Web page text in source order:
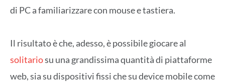
di PC a familiarizzare con mouse e tastiera.
Il risultato è che, adesso, è possibile giocare al
solitariosu una grandissima quantità di piattaforme
web, sia su dispositivi fissi che su device mobile come